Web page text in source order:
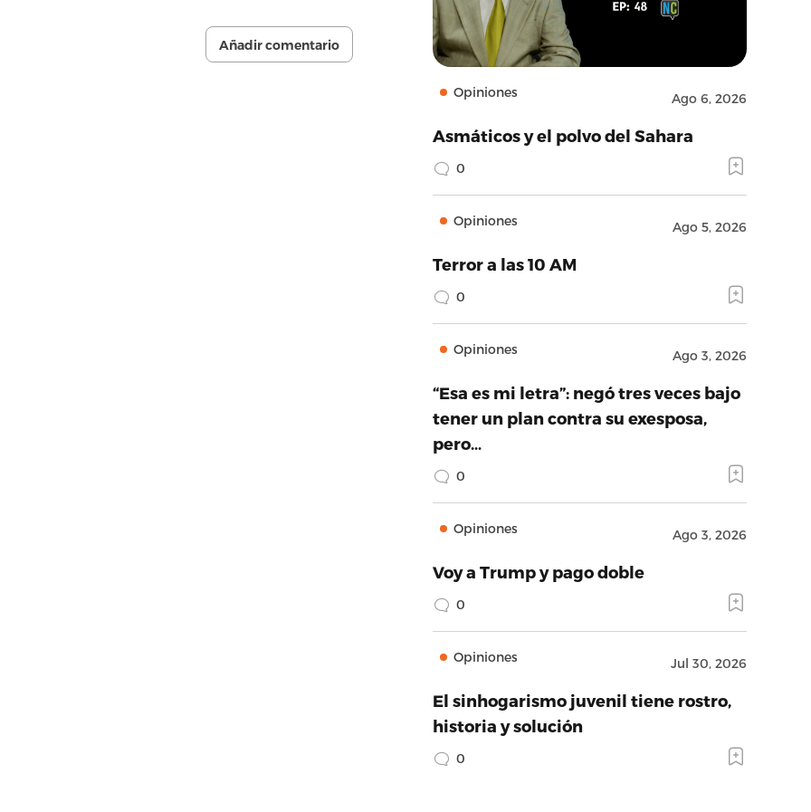
Añadir comentario
Opiniones Ago 6, 2026
Asmáticos y el polvo del Sahara
0
Opiniones Ago 5, 2026
Terror a las 10 AM
0
Opiniones Ago 3, 2026
“Esa es mi letra”: negó tres veces bajo
tener un plan contra su exesposa,
pero…
0
Opiniones Ago 3, 2026
Voy a Trump y pago doble
0
Opiniones Jul 30, 2026
El sinhogarismo juvenil tiene rostro,
historia y solución
0